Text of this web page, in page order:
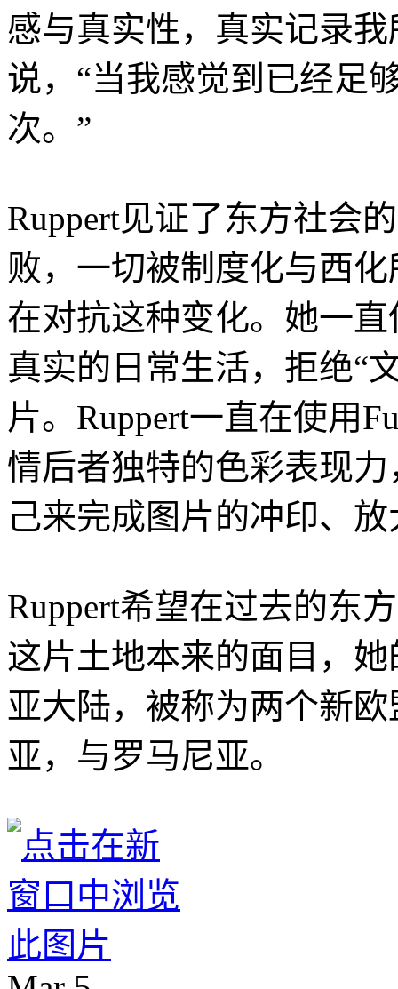
感与真实性，真实记录
说，“当我感觉到已经足
次。”
Ruppert见证了东方社会
败，一切被制度化与西
在对抗这种变化。她一
真实的日常生活，拒绝“
片。Ruppert一直在使用
情后者独特的色彩表现
己来完成图片的冲印、
Ruppert希望在过去的东
这片土地本来的面目，
亚大陆，被称为两个新
亚，与罗马尼亚。